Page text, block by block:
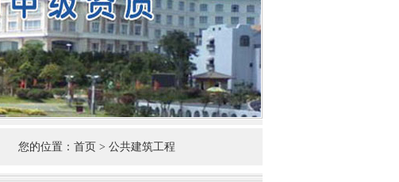
您的位置：首页 > 公共建筑工程